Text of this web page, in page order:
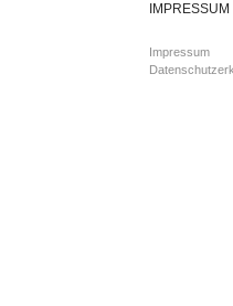
Impressum